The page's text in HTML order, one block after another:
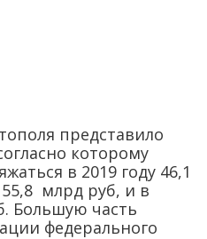
представило
которому
в 2019 году 46,1
млрд руб, и в
Большую часть
федерального